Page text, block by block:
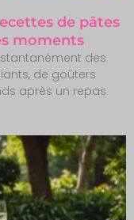
de pâtes
moments
des
de goûters
après un repas